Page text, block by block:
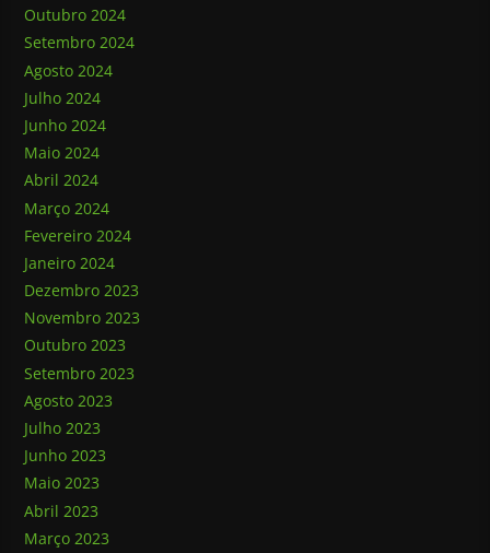
Outubro 2024
Setembro 2024
Agosto 2024
Julho 2024
Junho 2024
Maio 2024
Abril 2024
Março 2024
Fevereiro 2024
Janeiro 2024
Dezembro 2023
Novembro 2023
Outubro 2023
Setembro 2023
Agosto 2023
Julho 2023
Junho 2023
Maio 2023
Abril 2023
Março 2023